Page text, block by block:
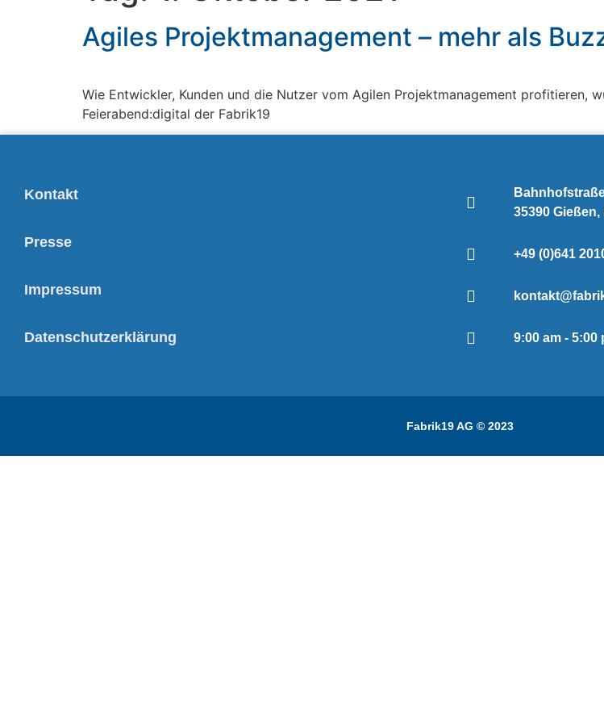
Agiles Projektmanagement – mehr als
Wie Entwickler, Kunden und die Nutzer vom Agilen Projektmanagement profitieren,
Feierabend:digital der Fabrik19
Kontakt
Presse
Impressum
Datenschutzerklärung
35390 Gießen,
+49 (0)641
9:00 am - 5:00
Fabrik19 AG © 2023